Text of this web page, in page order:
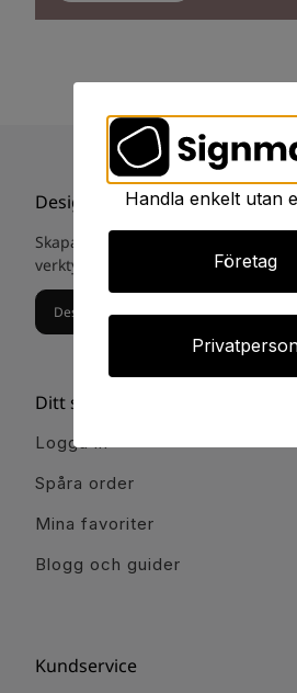
Designa din egna skylt
Skapa och designa din egna skylt
verktyg. Eller gå till
skyltstudio
Designa din egna skylt
Ditt signmakerr
Logga in
Spåra order
Mina favoriter
Blogg och guider
Kundservice
Handla enkelt utan
Företag